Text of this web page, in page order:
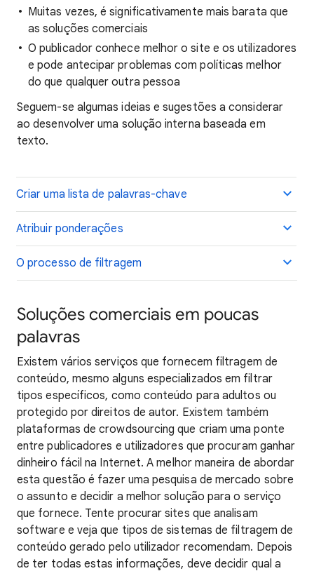
Muitas vezes, é significativamente mais barata que
as soluções comerciais
O publicador conhece melhor o site e os utilizadores
e pode antecipar problemas com políticas melhor
do que qualquer outra pessoa
Seguem-se algumas ideias e sugestões a considerar
ao desenvolver uma solução interna baseada em
texto.
Criar uma lista de palavras-chave
Atribuir ponderações
O processo de filtragem
Soluções comerciais em poucas
palavras
Existem vários serviços que fornecem filtragem de
conteúdo, mesmo alguns especializados em filtrar
tipos específicos, como conteúdo para adultos ou
protegido por direitos de autor. Existem também
plataformas de crowdsourcing que criam uma ponte
entre publicadores e utilizadores que procuram ganhar
dinheiro fácil na Internet. A melhor maneira de abordar
esta questão é fazer uma pesquisa de mercado sobre
o assunto e decidir a melhor solução para o serviço
que fornece. Tente procurar sites que analisam
software e veja que tipos de sistemas de filtragem de
conteúdo gerado pelo utilizador recomendam. Depois
de ter todas estas informações, deve decidir qual a